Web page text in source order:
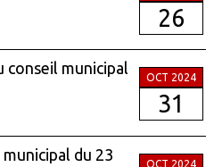
26
conseil municipal
OCT 2024
31
du 23
OCT 2024